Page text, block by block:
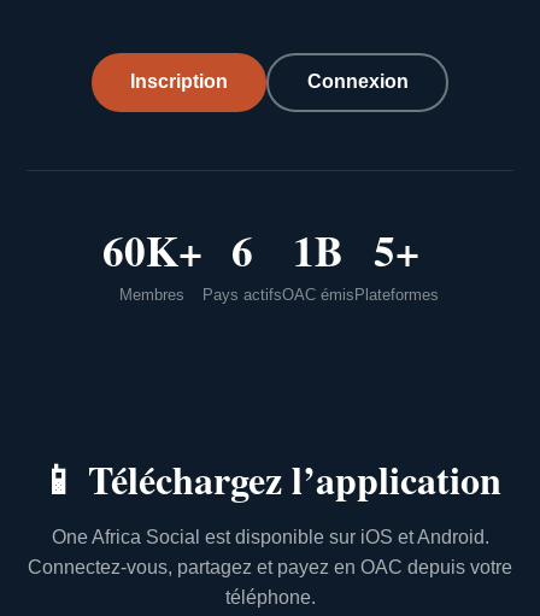
Inscription Connexion
60K+
Membres
6
Pays actifs
1B
OAC émis
5+
Plateformes
📱 Téléchargez l’application
One Africa Social est disponible sur iOS et Android.
Connectez-vous, partagez et payez en OAC depuis votre
téléphone.